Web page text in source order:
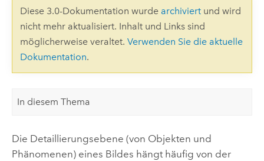
Diese 3.0-Dokumentation wurde archiviertund wird
nicht mehr aktualisiert. Inhalt und Links sind
möglicherweise veraltet. Verwenden Sie die aktuelle
Dokumentation.
In diesem Thema
Die Detaillierungsebene (von Objekten und
Phänomenen) eines Bildes hängt häufig von der